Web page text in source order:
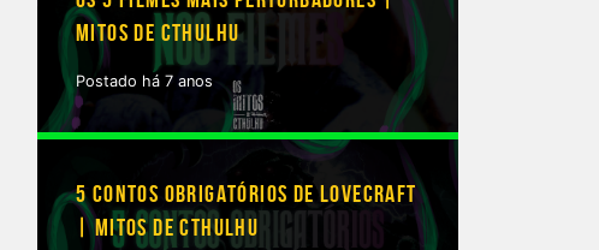
MITOS DE CTHULHU
Postado há 7 anos
5 CONTOS OBRIGATÓRIOS DE LOVECRAFT
| MITOS DE CTHULHU